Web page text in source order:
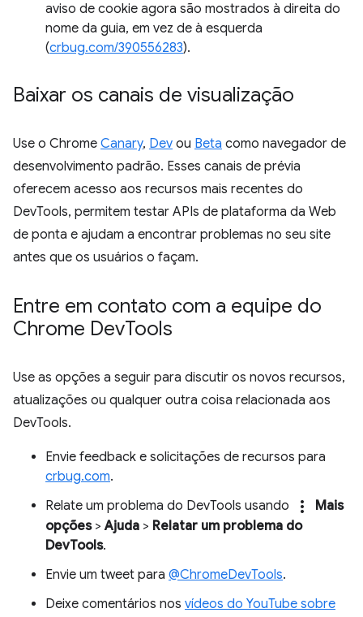
aviso de cookie agora são mostrados à direita do
nome da guia, em vez de à esquerda
(crbug.com/390556283).
Baixar os canais de visualização
Use o Chrome Canary, Dev ou Beta como navegador de
desenvolvimento padrão. Esses canais de prévia
oferecem acesso aos recursos mais recentes do
DevTools, permitem testar APIs de plataforma da Web
de ponta e ajudam a encontrar problemas no seu site
antes que os usuários o façam.
Entre em contato com a equipe do
Chrome DevTools
Use as opções a seguir para discutir os novos recursos,
atualizações ou qualquer outra coisa relacionada aos
DevTools.
Envie feedback e solicitações de recursos para
crbug.com.
Relate um problema do DevTools usando
more_vert
Mais
opções>Ajuda > Relatar um problema do
DevTools.
Envie um tweet para @ChromeDevTools.
Deixe comentários nos vídeos do YouTube sobre